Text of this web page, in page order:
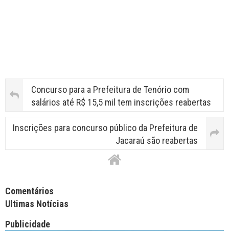
Concurso para a Prefeitura de Tenório com
salários até R$ 15,5 mil tem inscrições reabertas
Inscrições para concurso público da Prefeitura de
Jacaraú são reabertas
Facebook Comments APPID
Comentários
Ultimas Notícias
Publicidade